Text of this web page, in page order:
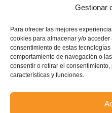
Gestionar
Para ofrecer las mejores
cookies para almacenar y/o
consentimiento de estas
comportamiento de navegación o
consentir o retirar el
características y funciones.
Twitter
Deimos Estadística S.L. –
Todos los